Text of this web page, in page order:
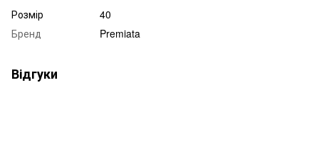
Розмір
40
Бренд
Premiata
Відгуки